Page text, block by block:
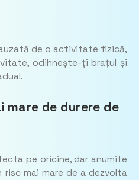
de o activitate fizică,
odihnește-ți brațul și
mare de durere de
pe oricine, dar anumite
risc mai mare de a dezvolta